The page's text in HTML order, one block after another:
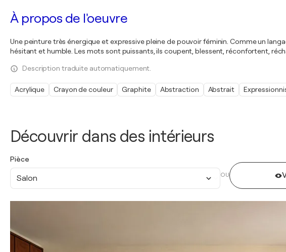
Découvrir dans des intérieurs
Pièce
Salon OU
À propos de l'oeuvre
Une peinture très énergique et expressive pleine de pouvoir féminin. Comme un
hésitant et humble. Les mots sont puissants, ils coupent, blessent, réconfortent,
Description traduite automatiquement.
Acrylique Crayon de couleur Graphite Abstraction Abstrait